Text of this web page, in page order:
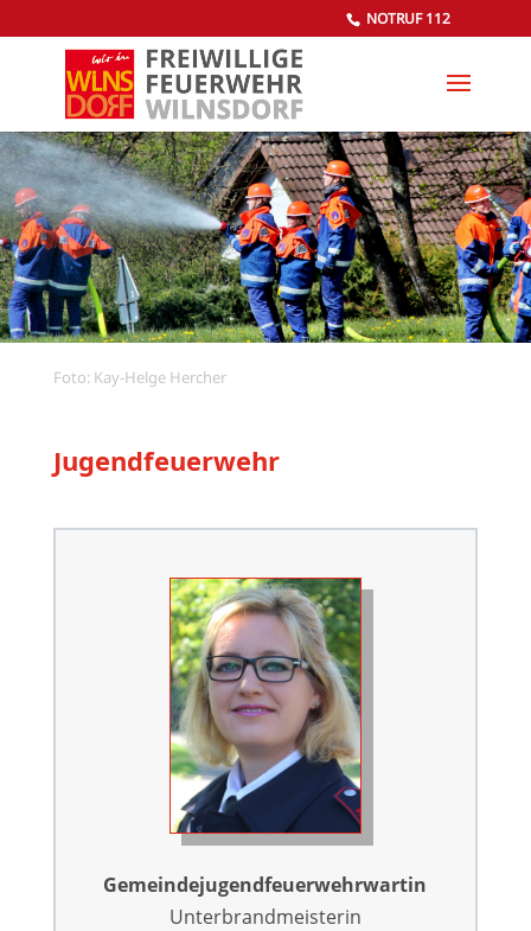
NOTRUF 112
Foto: Kay-Helge Hercher
Jugendfeuerwehr
Gemeindejugend­­feuerwehrwartin
Unterbrandmeisterin